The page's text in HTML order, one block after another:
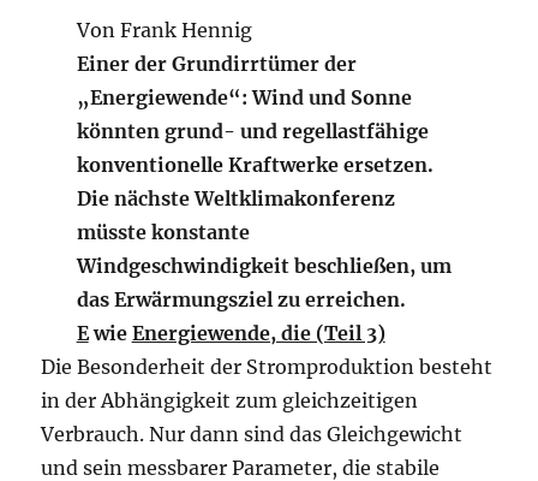
Von Frank Hennig
Einer der Grundirrtümer der
„Energiewende“: Wind und Sonne
könnten grund- und regellastfähige
konventionelle Kraftwerke ersetzen.
Die nächste Weltklimakonferenz
müsste konstante
Windgeschwindigkeit beschließen, um
das Erwärmungsziel zu erreichen.
Ewie Energiewende, die (Teil 3)
Die Besonderheit der Stromproduktion besteht
in der Abhängigkeit zum gleichzeitigen
Verbrauch. Nur dann sind das Gleichgewicht
und sein messbarer Parameter, die stabile